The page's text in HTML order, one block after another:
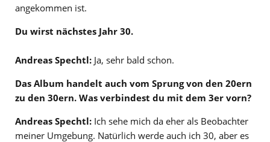
angekommen ist.
Du wirst nächstes Jahr 30.
Andreas Spechtl: Ja, sehr bald schon.
Das Album handelt auch vom Sprung von den 20ern
zu den 30ern. Was verbindest du mit dem 3er vorn?
Andreas Spechtl: Ich sehe mich da eher als Beobachter
meiner Umgebung. Natürlich werde auch ich 30, aber es